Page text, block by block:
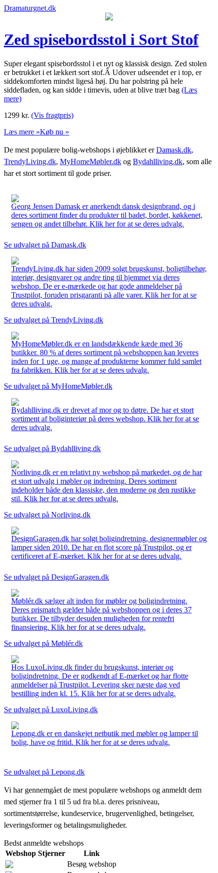
Dramaturgnet.dk
Zed spisebordsstol i Sort Stof
Super elegant spisebordsstol i et nyt og klassisk design. Zed stolen
er betrukket i et lækkert sort stof.Â Udover udseendet er i top, er
siddekomforten mindst ligeså høj. Du har polstring på hele
siddefladen, og kan sidde i timevis, uden at blive træt bag (Læs
mere)
1299 kr. (Vis fragtpris)
Læs mere »Køb nu »
De mest populære bolig-webshops i øjeblikket erDamask.dk,
TrendyLiving.dk, MyHomeMøbler.dk og Bydahlliving.dk, som alle
har et stort sortiment til gode priser.
Georg Jensen Damask er anerkendt dansk designbrand, og i
deres sortiment finder du produkter til badet, bordet, køkkenet,
sengen og andet tilbehør. Klik her for at se deres udvalg.
Se udvalget på Damask.dk
TrendyLiving.dk har siden 2009 solgt brugskunst, boligtilbehør,
interiør, designvarer og andre ting til hjemmet via deres
webshop. De er e-mærkede og har gode anmeldelser på
Trustpilot, foruden prisgaranti på alle varer. Klik her for at se
deres udvalg.
Se udvalget på TrendyLiving.dk
MyHomeMøbler.dk er en landsdækkende kæde med 36
butikker. 80 % af deres sortiment på webshoppen kan leveres
inden for 1 uge, og mange af produkterne kommer fuld samlet
fra fabrikken. Klik her for at se deres udvalg.
Se udvalget på MyHomeMøbler.dk
Bydahlliving.dk er drevet af mor og to døtre. De har et stort
sortiment af boliginteriør på deres webshop. Klik her for at se
deres udvalg.
Se udvalget på Bydahlliving.dk
Norliving.dk er en relativt ny webshop på markedet, og de har
et stort udvalg i møbler og indretning. Deres sortiment
indeholder både den klassiske, den moderne og den rustikke
stil. Klik her for at se deres udvalg.
Se udvalget på Norliving.dk
DesignGaragen.dk har solgt boligindretning, designermøbler og
lamper siden 2010. De har en flot score på Trustpilot, og er
certificeret af E-mærket. Klik her for at se deres udvalg.
Se udvalget på DesignGaragen.dk
Møblér.dk sælger alt inden for møbler og boligindretning.
Deres prismatch gælder både på webshoppen og i deres 37
butikker. De tilbyder desuden muligheden for rentefri
finansiering. Klik her for at se deres udvalg.
Se udvalget på Møblér.dk
Hos LuxoLiving.dk finder du brugskunst, interiør og
boligindretning. De er godkendt af E-mærket og har flotte
anmeldelser på Trustpilot. Levering sker næste dag ved
bestilling inden kl. 15. Klik her for at se deres udvalg.
Se udvalget på LuxoLiving.dk
Lepong.dk er en danskejet netbutik med møbler og lamper til
bolig, have og fritid. Klik her for at se deres udvalg.
Se udvalget på Lepong.dk
Vi har gennemgået de mest populære webshops og anmeldt dem
med stjerner fra 1 til 5 ud fra bl.a. deres prisniveau,
sortimentstørrelse, kundeservice, brugervenlighed, betingelser,
leveringsformer og betalingsmuligheder.
Bedst anmeldte webshops
Webshop Stjerner
Link
Besøg webshop